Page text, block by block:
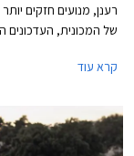
רענן, מנועים חזקים
של המכונית, העדכונים
מנת להדגיש את רוחבה
קרא עוד